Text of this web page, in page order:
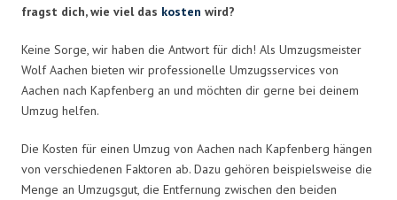
fragst dich, wie viel das kosten wird?
Keine Sorge, wir haben die Antwort für dich! Als Umzugsmeister
Wolf Aachen bieten wir professionelle Umzugsservices von
Aachen nach Kapfenberg an und möchten dir gerne bei deinem
Umzug helfen.
Die Kosten für einen Umzug von Aachen nach Kapfenberg hängen
von verschiedenen Faktoren ab. Dazu gehören beispielsweise die
Menge an Umzugsgut, die Entfernung zwischen den beiden